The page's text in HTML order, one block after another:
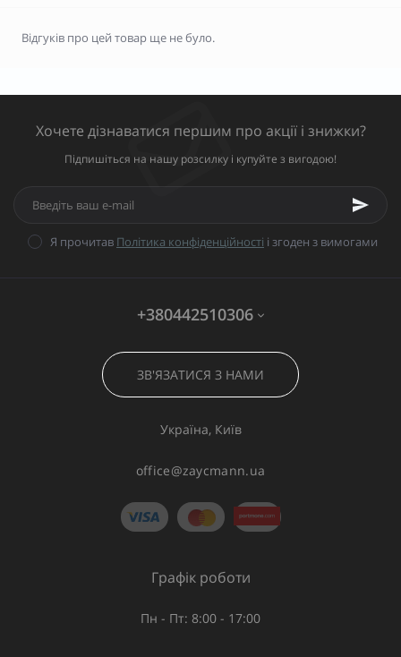
Відгуків про цей товар ще не було.
Хочете дізнаватися першим про акції і знижки?
Підпишіться на нашу розсилку і купуйте з вигодою!
Я прочитав Політика конфіденційності і згоден з вимогами
+380442510306
ЗВ'ЯЗАТИСЯ З НАМИ
Україна, Київ
office@zaycmann.ua
Графік роботи
Пн - Пт: 8:00 - 17:00